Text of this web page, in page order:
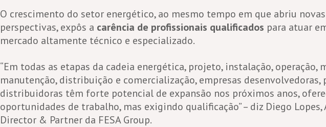
O crescimento do setor energético, ao mesmo tempo em que abriu novas
perspectivas, expôs a carência de profissionais qualificados para atuar
mercado altamente técnico e especializado.
“Em todas as etapas da cadeia energética, projeto, instalação, operação,
manutenção, distribuição e comercialização, empresas desenvolvedoras,
distribuidoras têm forte potencial de expansão nos próximos anos,
oportunidades de trabalho, mas exigindo qualificação” – diz Diego Lopes,
Director & Partner da FESA Group.